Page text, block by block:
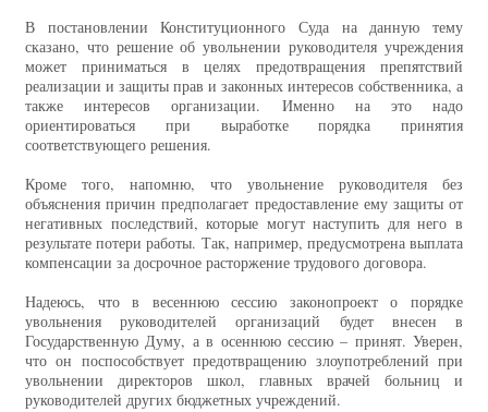
В постановлении Конституционного Суда на данную тему
сказано, что решение об увольнении руководителя учреждения
может приниматься в целях предотвращения препятствий
реализации и защиты прав и законных интересов собственника, а
также интересов организации. Именно на это надо
ориентироваться при выработке порядка принятия
соответствующего решения.
Кроме того, напомню, что увольнение руководителя без
объяснения причин предполагает предоставление ему защиты от
негативных последствий, которые могут наступить для него в
результате потери работы. Так, например, предусмотрена выплата
компенсации за досрочное расторжение трудового договора.
Надеюсь, что в весеннюю сессию законопроект о порядке
увольнения руководителей организаций будет внесен в
Государственную Думу, а в осеннюю сессию – принят. Уверен,
что он поспособствует предотвращению злоупотреблений при
увольнении директоров школ, главных врачей больниц и
руководителей других бюджетных учреждений.